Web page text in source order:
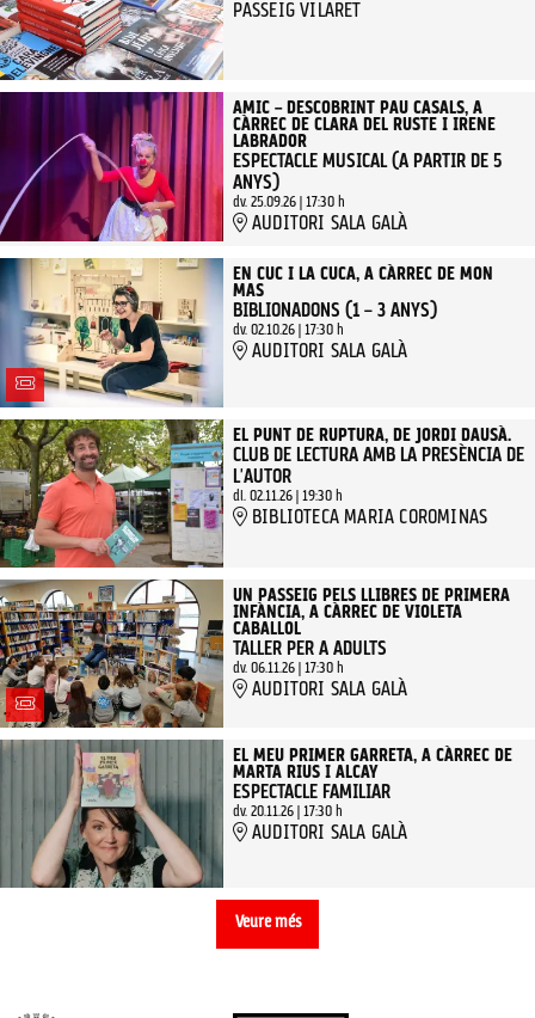
PASSEIG VILARET
AMIC – DESCOBRINT PAU CASALS, A
CÀRREC DE CLARA DEL RUSTE I IRENE
LABRADOR
ESPECTACLE MUSICAL (A PARTIR DE 5
ANYS)
dv. 25.09.26| 17:30 h
AUDITORI SALA GALÀ
EN CUC I LA CUCA, A CÀRREC DE MON
MAS
BIBLIONADONS (1 – 3 ANYS)
dv. 02.10.26| 17:30 h
AUDITORI SALA GALÀ
EL PUNT DE RUPTURA, DE JORDI DAUSÀ.
CLUB DE LECTURA AMB LA PRESÈNCIA DE
L'AUTOR
dl. 02.11.26| 19:30 h
BIBLIOTECA MARIA COROMINAS
UN PASSEIG PELS LLIBRES DE PRIMERA
INFÀNCIA, A CÀRREC DE VIOLETA
CABALLOL
TALLER PER A ADULTS
dv. 06.11.26| 17:30 h
AUDITORI SALA GALÀ
EL MEU PRIMER GARRETA, A CÀRREC DE
MARTA RIUS I ALCAY
ESPECTACLE FAMILIAR
dv. 20.11.26| 17:30 h
AUDITORI SALA GALÀ
Veure més